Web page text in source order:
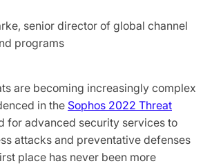
senior director of global channel
programs
are becoming increasingly complex
in the Sophos 2022 Threat
for advanced security services to
attacks and preventative defenses
place has never been more